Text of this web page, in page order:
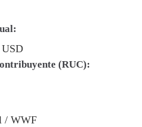
USD
(RUC):
/ WWF